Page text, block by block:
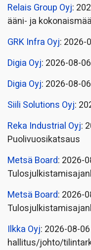
Relais Group Oyj:
ääni- ja
GRK Infra Oyj: 2026-
Digia Oyj: 2026-08-
Digia Oyj: 2026-08-
Siili Solutions Oyj:
Reka Industrial Oyj:
Puolivuosikatsaus
Metsä Board: 2026-
Metsä Board: 2026-
Ilkka Oyj: 2026-08-
hallitus/johto/